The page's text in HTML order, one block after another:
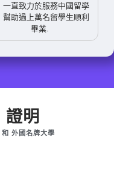
一直致力於服務中國留學
幫助過上萬名留學生順利
畢業.
明
外國名牌大學